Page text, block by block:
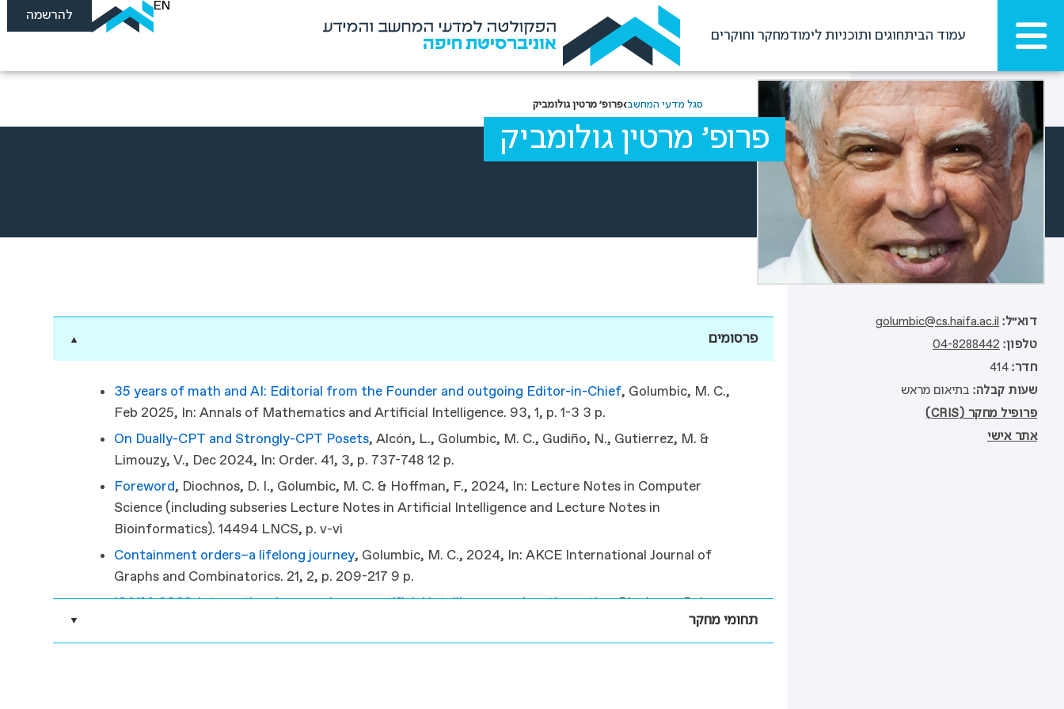
עמוד הביתחוגים ותוכניות לימודמחקר וחוקרים
הפקולטה למדעי המחשב והמידע
אוניברסיטת חיפה
EN
להרשמה
סגל מדעי המחשב›פרופ' מרטין גולומביק
פרופ' מרטין גולומביק
דוא"ל golumbic@cs.haifa.ac.il
טלפון 04-8288442
חדר 414
שעות קבלה בתיאום מראש
פרופיל מחקר (CRIS)
אתר אישי
פרסומים ▼
35 years of math and AI: Editorial from the Founder and outgoing Editor-in-Chief, Golumbic, M. C.,
Feb 2025, In:Annals of Mathematics and Artificial Intelligence. 93,1, p. 1-3 3 p.
On Dually-CPT and Strongly-CPT Posets, Alcón, L., Golumbic, M. C., Gudiño, N., Gutierrez, M. &
Limouzy, V., Dec 2024, In: Order. 41, 3, p. 737-748 12 p.
Foreword, Diochnos, D. I., Golumbic, M. C. & Hoffman, F., 2024, In: Lecture Notes in Computer
Science (including subseries Lecture Notes in Artificial Intelligence and Lecture Notes in
Bioinformatics). 14494 LNCS, p. v-vi
Containment orders–a lifelong journey, Golumbic, M. C., 2024, In:AKCE International Journal of
Graphs and Combinatorics. 21, 2, p. 209-217 9 p.
ISAIM-2022: international symposium on artificial intelligence and mathematics, Diochnos, D. I.,
Annals of Mathematics and Artificial Intelligence.92,1,
p. 1-44 p.
תחומי מחקר ▼